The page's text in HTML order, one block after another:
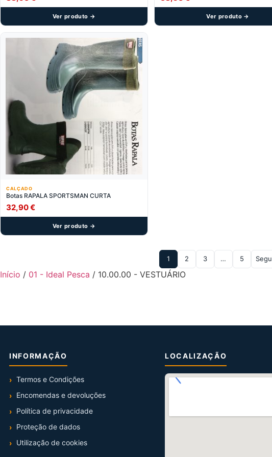
Ver produto → Ver produto →
CALÇADO
Botas RAPALA SPORTSMAN CURTA
32,90€
Ver produto →
1 2 3 … 5
Início / 01 - Ideal Pesca / 10.00.00 - VESTUÁRIO
INFORMAÇÃO
Termos e Condições
Encomendas e devoluções
Política de privacidade
Proteção de dados
Utilização de cookies
LOCALIZAÇÃO